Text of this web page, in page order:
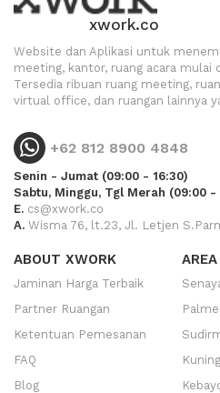
xwork.co
Website dan Aplikasi untuk
meeting, kantor, ruang acara mulai
Tersedia ribuan ruang meeting,
virtual office, dan ruangan lainnya
+62 812 8900 4848
Senin - Jumat (09:00 - 16:30)
Sabtu, Minggu, Tgl Merah (09:00 -
E. cs@xwork.co
A. Wisma 76, lt.23, Jl. Letjen
ABOUT XWORK
Jaminan Harga Terbaik
Partner Ruangan
Ketentuan Pemesanan
FAQ
Blog
AREA